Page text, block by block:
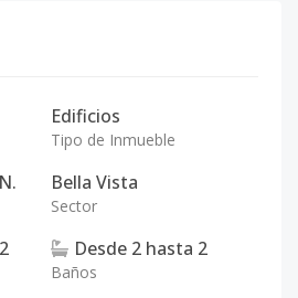
Edificios
Tipo de Inmueble
Bella Vista
Sector
2 Desde 2 hasta 2
Baños